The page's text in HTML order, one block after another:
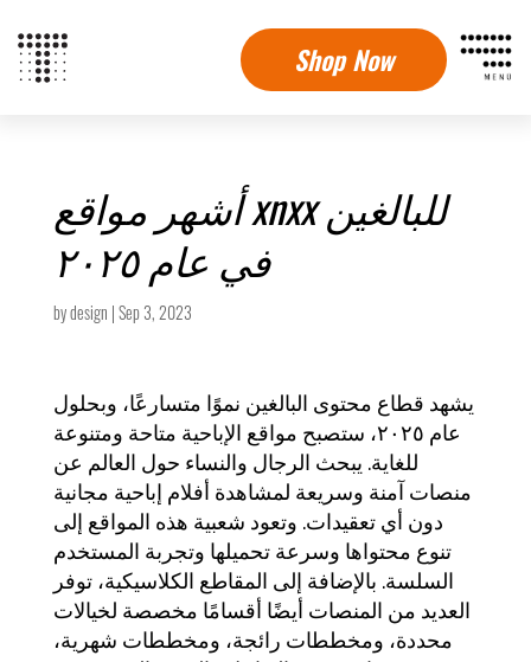
Shop Now
أشهر مواقع xnxx للبالغين
في عام ٢٠٢٥
bydesign |Sep 3, 2023
يشهد قطاع محتوى البالغين نموًا متسارعًا، وبحلول
عام ٢٠٢٥، ستصبح مواقع الإباحية متاحة ومتنوعة
للغاية. يبحث الرجال والنساء حول العالم عن
منصات آمنة وسريعة لمشاهدة أفلام إباحية مجانية
دون أي تعقيدات. وتعود شعبية هذه المواقع إلى
تنوع محتواها وسرعة تحميلها وتجربة المستخدم
السلسة. بالإضافة إلى المقاطع الكلاسيكية، توفر
العديد من المنصات أيضًا أقسامًا مخصصة لخيالات
محددة، ومخططات رائجة، ومخططات شهرية،